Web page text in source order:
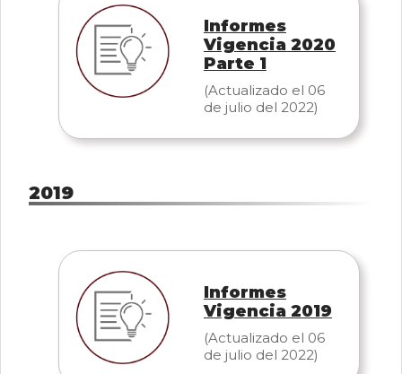
Informes
Vigencia 2020
Parte 1
(Actualizado el 06
de julio del 2022)
2019
Informes
Vigencia 2019
(Actualizado el 06
de julio del 2022)